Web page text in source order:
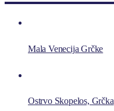
Mala Venecija Grčke
Ostrvo Skopelos, Grčka